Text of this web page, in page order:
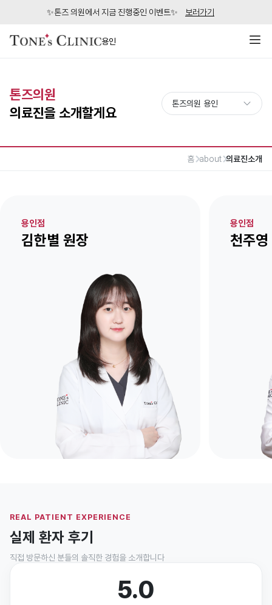
✨톤즈 의원에서 지금 진행중인 이벤트✨ 보러가기
용인
톤즈의원
의료진을 소개할게요
홈 about 의료진소개
용인점
김한별 원장
용인점
천주
REAL PATIENT EXPERIENCE
실제 환자 후기
직접 방문하신 분들의 솔직한 경험을 소개합니다
5.0